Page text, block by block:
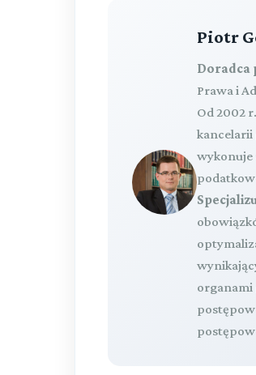
Piotr
Doradca
Prawa i
Od 2002
kancelarii
wykonuje
organami